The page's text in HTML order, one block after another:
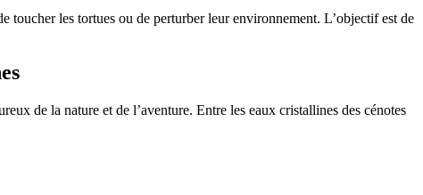
toucher les tortues ou de perturber leur environnement. L’objectif est de
de la nature et de l’aventure. Entre les eaux cristallines des cénotes